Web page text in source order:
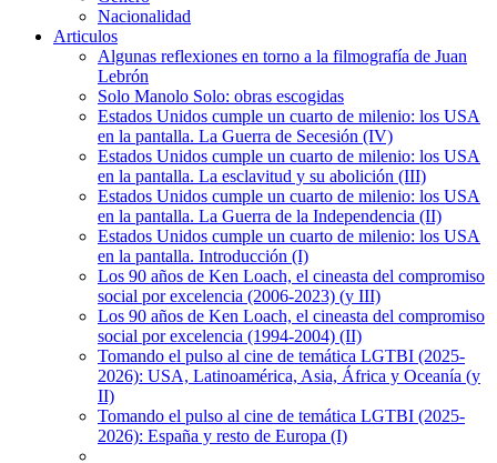
Nacionalidad
Articulos
Algunas reflexiones en torno a la filmografía de Juan
Lebrón
Solo Manolo Solo: obras escogidas
Estados Unidos cumple un cuarto de milenio: los USA
en la pantalla. La Guerra de Secesión (IV)
Estados Unidos cumple un cuarto de milenio: los USA
en la pantalla. La esclavitud y su abolición (III)
Estados Unidos cumple un cuarto de milenio: los USA
en la pantalla. La Guerra de la Independencia (II)
Estados Unidos cumple un cuarto de milenio: los USA
en la pantalla. Introducción (I)
Los 90 años de Ken Loach, el cineasta del compromiso
social por excelencia (2006-2023) (y III)
Los 90 años de Ken Loach, el cineasta del compromiso
social por excelencia (1994-2004) (II)
Tomando el pulso al cine de temática LGTBI (2025-
2026): USA, Latinoamérica, Asia, África y Oceanía (y
II)
Tomando el pulso al cine de temática LGTBI (2025-
2026): España y resto de Europa (I)